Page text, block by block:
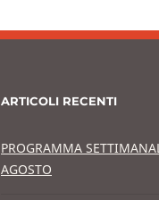
o
k
ARTICOLI RECENTI
PROGRAMMA
AGOSTO